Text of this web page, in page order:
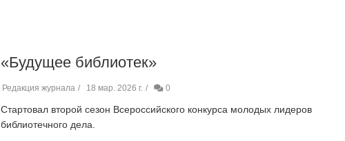
«Будущее библиотек»
Редакция журнала 18 мар. 2026 г. 0
Стартовал второй сезон Всероссийского конкурса молодых лидеров
библиотечного дела.